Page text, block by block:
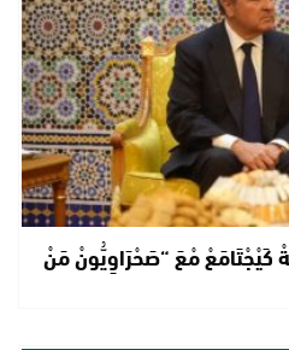
كَيْجْتَامَعْ مْعَ “صَحْرَاوِيُّونْ مَنْ